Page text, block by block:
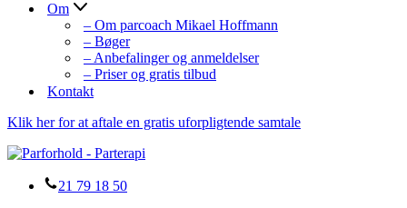
Om
– Om parcoach Mikael Hoffmann
– Bøger
– Anbefalinger og anmeldelser
– Priser og gratis tilbud
Kontakt
Klik her for at aftale en gratis uforpligtende samtale
21 79 18 50